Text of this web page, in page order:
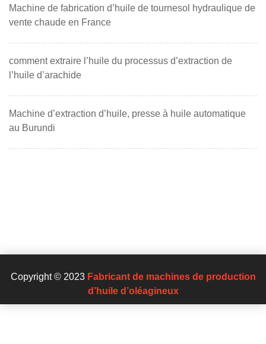
Machine de fabrication d’huile de tournesol hydraulique de
vente chaude en France
comment extraire l’huile du processus d’extraction de
l’huile d’arachide
Machine d’extraction d’huile, presse à huile automatique
au Burundi
Copyright © 2023 Fabricant de machines de production
d’huile d’oléagineux